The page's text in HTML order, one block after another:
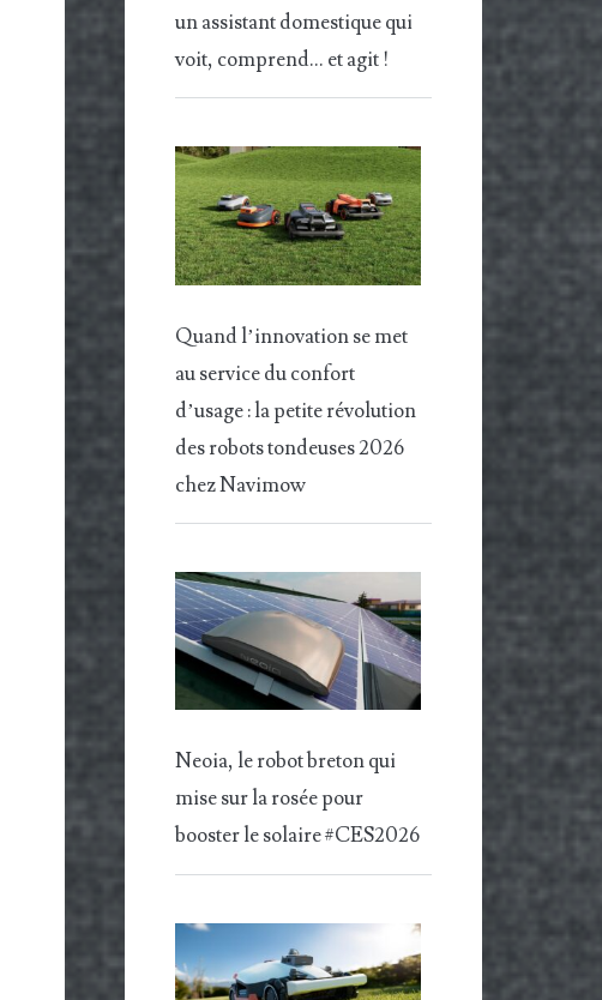
un assistant domestique qui
voit, comprend… et agit !
Quand l’innovation se met
au service du confort
d’usage : la petite révolution
des robots tondeuses 2026
chez Navimow
Neoia, le robot breton qui
mise sur la rosée pour
booster le solaire #CES2026